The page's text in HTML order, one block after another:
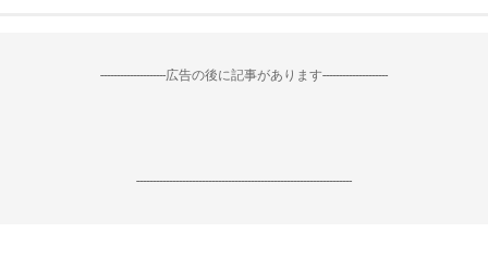
--------------------広告の後に記事があります--------------------
------------------------------------------------------------------